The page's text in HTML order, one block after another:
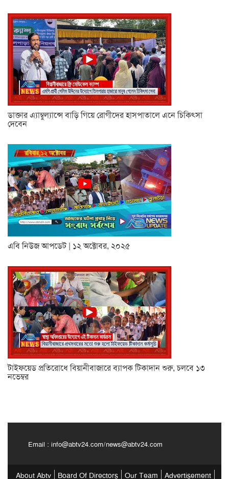
ডাক্তার এ্যাম্বুল্যান্সে বাড়ি গিয়ে রোগীদের হাসপাতালে এনে চিকিৎসা
দেবেন
এবি নিউজ আপডেট | ১২ অক্টোবর, ২০২৫
টাইফয়েড প্রতিরোধে বিয়ানীবাজারে ব্যাপক টিকাদান শুরু, চলবে ১৩
নভেম্বর
Email : info@abtv24.com/news@abtv24.com
About Abtv Board Of Directors Our Team Advertisement